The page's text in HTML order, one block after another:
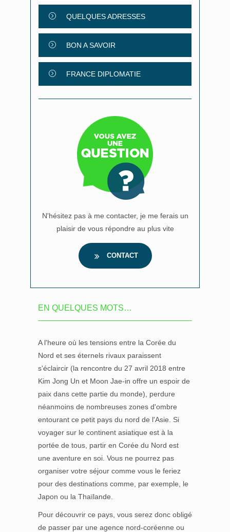
QUELQUES ADRESSES
BON A SAVOIR
FRANCE DIPLOMATIE
N'hésitez pas à me contacter, je me ferais un
plaisir de vous répondre au plus vite
CONTACT
EN QUELQUES MOTS…
A l'heure où les tensions entre la Corée du
Nord et ses éternels rivaux paraissent
s'éclaircir (la rencontre du 27 avril 2018 entre
Kim Jong Un et Moon Jae-in offre un espoir de
paix dans cette partie du monde), perdure
néanmoins de nombreuses zones d'ombre
entourant ce petit pays du nord de l'Asie. Si
voyager sur le continent asiatique est à la
portée de tous, partir en Corée du Nord est
une aventure en soi. Vous ne pourrez pas
organiser votre séjour comme vous le feriez
pour des destinations comme, par exemple, le
Japon ou la Thaïlande.
Pour découvrir ce pays, vous serez donc obligé
de passer par une agence nord-coréenne ou